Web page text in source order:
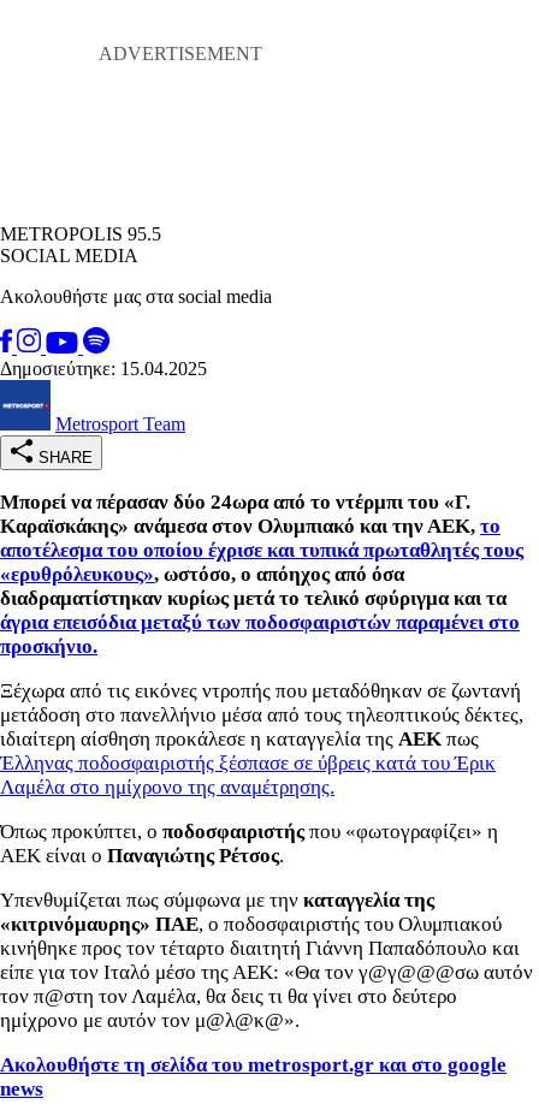
METROPOLIS 95.5
SOCIAL MEDIA
Ακολουθήστε μας στα social media
Δημοσιεύτηκε: 15.04.2025
Metrosport Team
SHARE
Μπορεί να πέρασαν δύο 24ωρα από το ντέρμπι του «Γ.
Καραϊσκάκης» ανάμεσα στον Ολυμπιακό και την ΑΕΚ, το
αποτέλεσμα του οποίου έχρισε και τυπικά πρωταθλητές τους
«ερυθρόλευκους», ωστόσο, ο απόηχος από όσα
διαδραματίστηκαν κυρίως μετά το τελικό σφύριγμα και τα
άγρια επεισόδια μεταξύ των ποδοσφαιριστών παραμένει στο
προσκήνιο.
Ξέχωρα από τις εικόνες ντροπής που μεταδόθηκαν σε ζωντανή
μετάδοση στο πανελλήνιο μέσα από τους τηλεοπτικούς δέκτες,
ιδιαίτερη αίσθηση προκάλεσε η καταγγελία της ΑΕΚ πως
Έλληνας ποδοσφαιριστής ξέσπασε σε ύβρεις κατά του Έρικ
Λαμέλα στο ημίχρονο της αναμέτρησης.
Όπως προκύπτει, ο ποδοσφαιριστήςπου «φωτογραφίζει» η
ΑΕΚ είναι ο Παναγιώτης Ρέτσος.
Υπενθυμίζεται πως σύμφωνα με την καταγγελία της
«κιτρινόμαυρης» ΠΑΕ, ο ποδοσφαιριστής του Ολυμπιακού
κινήθηκε προς τον τέταρτο διαιτητή Γιάννη Παπαδόπουλο και
είπε για τον Ιταλό μέσο της ΑΕΚ: «Θα τον γ@γ@@@σω αυτόν
τον π@στη τον Λαμέλα, θα δεις τι θα γίνει στο δεύτερο
ημίχρονο με αυτόν τον μ@λ@κ@».
Ακολουθήστε τη σελίδα του metrosport.gr και στο google
news